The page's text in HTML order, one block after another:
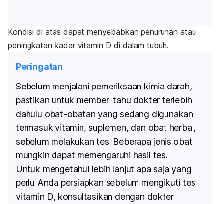
Kondisi di atas dapat menyebabkan penurunan atau
peningkatan kadar vitamin D di dalam tubuh.
Peringatan
Sebelum menjalani pemeriksaan kimia darah,
pastikan untuk memberi tahu dokter terlebih
dahulu obat-obatan yang sedang digunakan
termasuk vitamin, suplemen, dan obat herbal,
sebelum melakukan tes. Beberapa jenis obat
mungkin dapat memengaruhi hasil tes.
Untuk mengetahui lebih lanjut apa saja yang
perlu Anda persiapkan sebelum mengikuti tes
vitamin D, konsultasikan dengan dokter